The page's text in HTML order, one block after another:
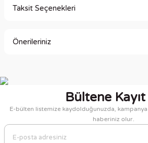
Taksit Seçenekleri
Önerileriniz
Görüş ve önerileriniz için teşekkür ederiz.
Ürün resmi kalitesiz, bozuk veya
Ürün açıklamasında eksik bilgiler
Bültene
E-bülten listemize kaydolduğunuzda,
haberiniz olur.